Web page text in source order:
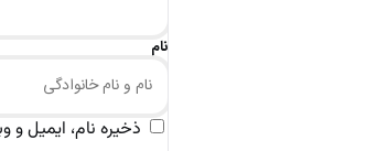
نام
ذخیره نام، ایمیل و